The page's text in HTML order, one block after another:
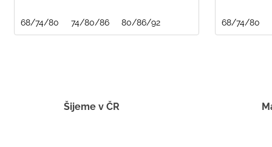
68/74/80 74/80/86 80/86/92 68/74/80
Šijeme v ČR